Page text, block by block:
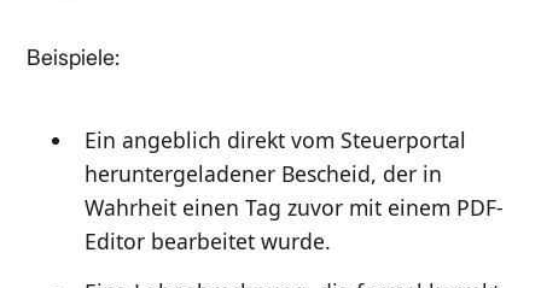
Beispiele:
Ein angeblich direkt vom Steuerportal
heruntergeladener Bescheid, der in
Wahrheit einen Tag zuvor mit einem PDF-
Editor bearbeitet wurde.